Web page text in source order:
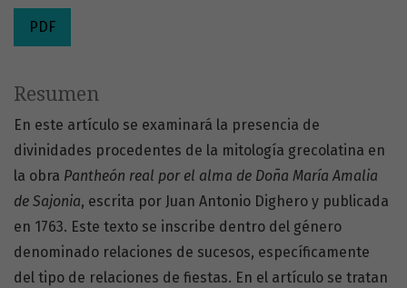
PDF
Resumen
En este artículo se examinará la presencia de
divinidades procedentes de la mitología grecolatina en
la obra Pantheón real por el alma de Doña María Amalia
de Sajonia, escrita por Juan Antonio Dighero y publicada
en 1763. Este texto se inscribe dentro del género
denominado relaciones de sucesos, específicamente
del tipo de relaciones de fiestas. En el artículo se tratan